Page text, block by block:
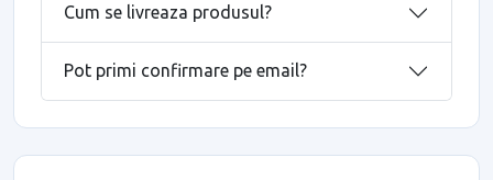
Cum se livreaza produsul?
Pot primi confirmare pe email?